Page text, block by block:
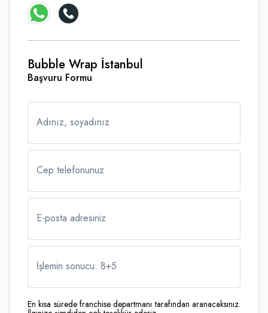
Bubble Wrap İstanbul
Başvuru Formu
Adınız, soyadınız
Cep telefonunuz
E-posta adresiniz
İşlemin sonucu: 8+5
En kısa sürede franchise departmanı tarafından aranacaksınız.